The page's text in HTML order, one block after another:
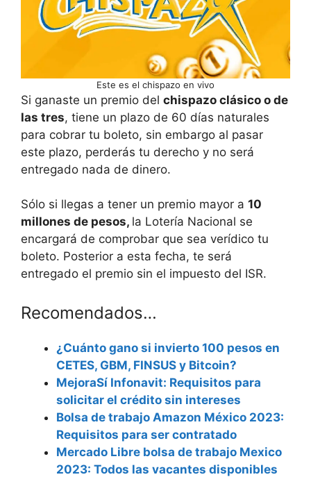
Este es el chispazo en vivo
Si ganaste un premio del chispazo clásico o de
las tres, tiene un plazo de 60 días naturales
para cobrar tu boleto, sin embargo al pasar
este plazo, perderás tu derecho y no será
entregado nada de dinero.
Sólo si llegas a tener un premio mayor a 10
millones de pesos, la Lotería Nacional se
encargará de comprobar que sea verídico tu
boleto. Posterior a esta fecha, te será
entregado el premio sin el impuesto del ISR.
Recomendados…
¿Cuánto gano si invierto 100 pesos en
CETES, GBM, FINSUS y Bitcoin?
MejoraSí Infonavit: Requisitos para
solicitar el crédito sin intereses
Bolsa de trabajo Amazon México 2023:
Requisitos para ser contratado
Mercado Libre bolsa de trabajo Mexico
2023: Todos las vacantes disponibles